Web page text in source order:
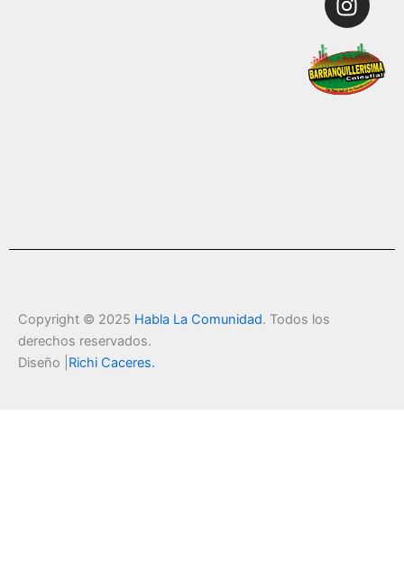
k
e
a
m
Copyright © 2025 Habla La Comunidad. Todos los
derechos reservados.
Diseño | Richi Caceres.